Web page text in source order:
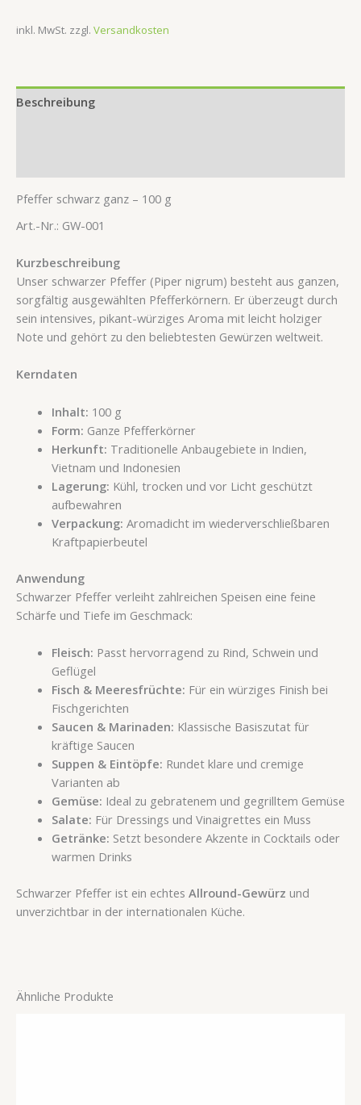
inkl. MwSt. zzgl. Versandkosten
Beschreibung
Pfeffer schwarz ganz – 100 g
Art.-Nr.: GW-001
Kurzbeschreibung
Unser schwarzer Pfeffer (Piper nigrum) besteht aus ganzen,
sorgfältig ausgewählten Pfefferkörnern. Er überzeugt durch
sein intensives, pikant-würziges Aroma mit leicht holziger
Note und gehört zu den beliebtesten Gewürzen weltweit.
Kerndaten
Inhalt: 100 g
Form: Ganze Pfefferkörner
Herkunft: Traditionelle Anbaugebiete in Indien,
Vietnam und Indonesien
Lagerung: Kühl, trocken und vor Licht geschützt
aufbewahren
Verpackung: Aromadicht im wiederverschließbaren
Kraftpapierbeutel
Anwendung
Schwarzer Pfeffer verleiht zahlreichen Speisen eine feine
Schärfe und Tiefe im Geschmack:
Fleisch: Passt hervorragend zu Rind, Schwein und
Geflügel
Fisch & Meeresfrüchte: Für ein würziges Finish bei
Fischgerichten
Saucen & Marinaden: Klassische Basiszutat für
kräftige Saucen
Suppen & Eintöpfe: Rundet klare und cremige
Varianten ab
Gemüse: Ideal zu gebratenem und gegrilltem Gemüse
Salate: Für Dressings und Vinaigrettes ein Muss
Getränke: Setzt besondere Akzente in Cocktails oder
warmen Drinks
Schwarzer Pfeffer ist ein echtes Allround-Gewürz und
unverzichtbar in der internationalen Küche.
Ähnliche Produkte